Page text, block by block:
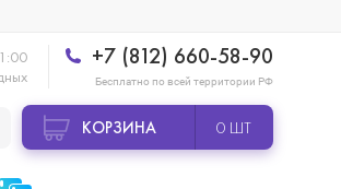
+7 (812) 660-58-90
Бесплатно по всей территории РФ
КОРЗИНА 0 ШТ